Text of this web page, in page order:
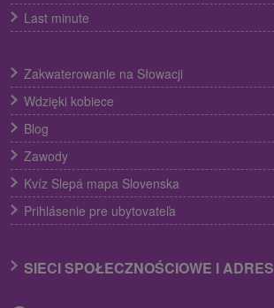
Last minute
Zakwaterowanie na Słowacji
Wdzięki kobiece
Blog
Zawody
Kvíz Slepá mapa Slovenska
Prihlásenie pre ubytovateľa
SIECI SPOŁECZNOŚCIOWE I ADRES